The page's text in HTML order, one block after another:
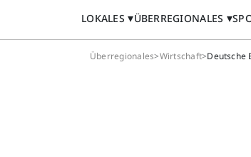
LOKALES ÜBERREGIONALES
Überregionales>Wirtschaft>Deutsche